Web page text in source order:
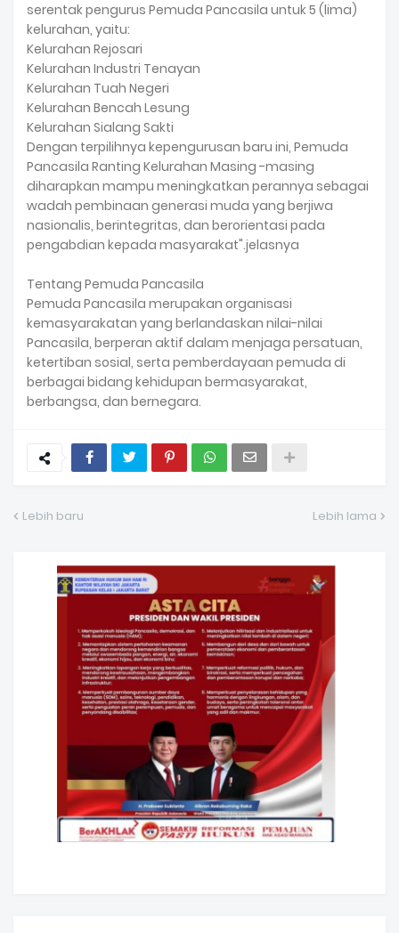
serentak pengurus Pemuda Pancasila untuk 5 (lima)
kelurahan, yaitu:
Kelurahan Rejosari
Kelurahan Industri Tenayan
Kelurahan Tuah Negeri
Kelurahan Bencah Lesung
Kelurahan Sialang Sakti
Dengan terpilihnya kepengurusan baru ini, Pemuda
Pancasila Ranting Kelurahan Masing -masing
diharapkan mampu meningkatkan perannya sebagai
wadah pembinaan generasi muda yang berjiwa
nasionalis, berintegritas, dan berorientasi pada
pengabdian kepada masyarakat".jelasnya
Tentang Pemuda Pancasila
Pemuda Pancasila merupakan organisasi
kemasyarakatan yang berlandaskan nilai-nilai
Pancasila, berperan aktif dalam menjaga persatuan,
ketertiban sosial, serta pemberdayaan pemuda di
berbagai bidang kehidupan bermasyarakat,
berbangsa, dan bernegara.
Lebih baru Lebih lama